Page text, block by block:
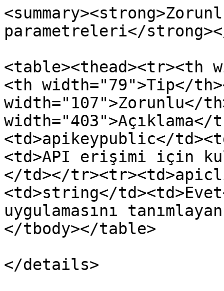
parametreleri</strong></
<table><thead><tr><th
<th width="79">Tip</
width="107">Zorunlu</
<td>apikeypublic</
<td>API erişimi için
</td></
<td>string</
uygulamasını
</tbody></table>
</details>